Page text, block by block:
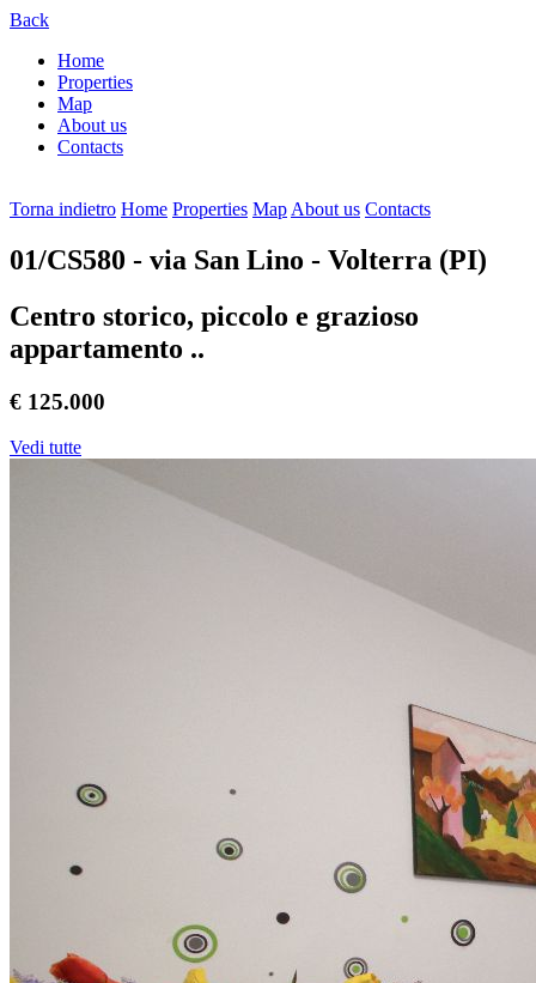
Back
Home
Properties
Map
About us
Contacts
Torna indietro Home Properties Map About us Contacts
01/CS580 - via San Lino - Volterra (PI)
Centro storico, piccolo e grazioso
appartamento ..
€ 125.000
Vedi tutte